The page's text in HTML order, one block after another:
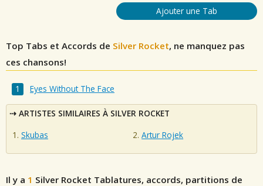
Ajouter une Tab
Top Tabs et Accords de Silver Rocket, ne manquez pas
ces chansons!
Eyes Without The Face
ARTISTES SIMILAIRES À SILVER ROCKET
Skubas
Artur Rojek
Il y a 1 Silver Rocket Tablatures, accords, partitions de